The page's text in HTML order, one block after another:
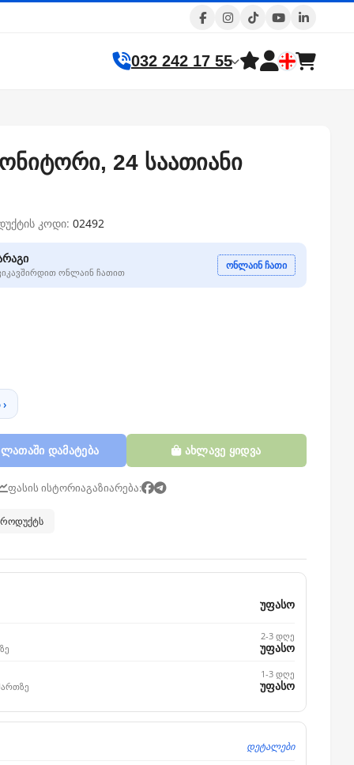
032 242 17 55
24 საათიანი
კოდი: 02492
ონლაინ ჩათით
ონლაინ ჩათი
დამატება ახლავე ყიდვა
ფასის ისტორიაგაზიარება:
უფასო
2-3 დღე
უფასო
1-3 დღე
უფასო
დეტალები